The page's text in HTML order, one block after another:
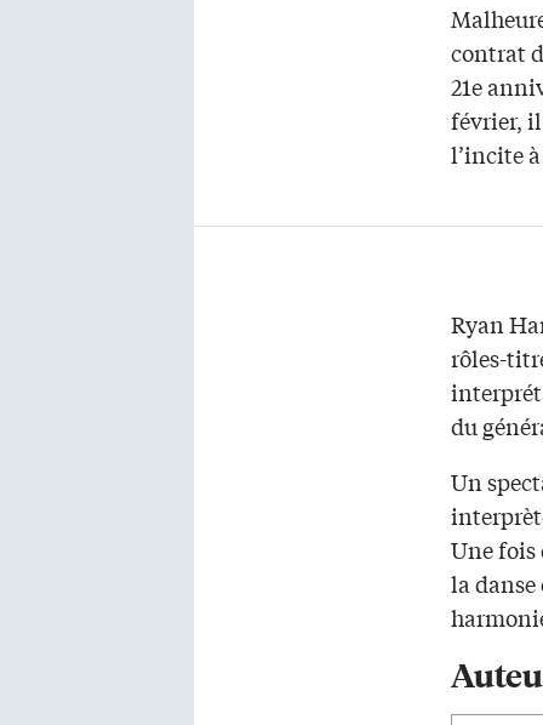
contrat
21e
février, il
l’incite
Ryan
rôles-
du
Un
Une fois
la danse